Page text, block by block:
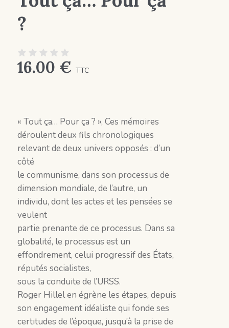
?
16.00 € TTC
« Tout ça… Pour ça ? », Ces mémoires
déroulent deux fils chronologiques
relevant de deux univers opposés : d’un
côté
le communisme, dans son processus de
dimension mondiale, de l’autre, un
individu, dont les actes et les pensées se
veulent
partie prenante de ce processus. Dans sa
globalité, le processus est un
effondrement, celui progressif des États,
réputés socialistes,
sous la conduite de l’URSS.
Roger Hillel en égrène les étapes, depuis
son engagement idéaliste qui fonde ses
certitudes de l’époque, jusqu’à la prise de